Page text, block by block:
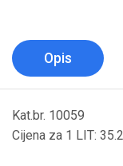
Opis
Kat.br. 10059
Cijena za 1 LIT: